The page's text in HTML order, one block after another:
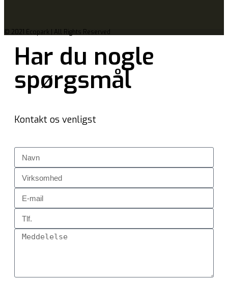
© 2021 Ecopark | All Rights Reserved
Har du nogle
spørgsmål
Kontakt os venligst